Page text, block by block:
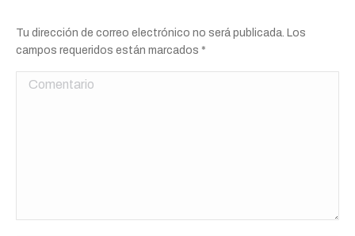
Tu dirección de correo electrónico no será publicada. Los
campos requeridos están marcados *
Comentario